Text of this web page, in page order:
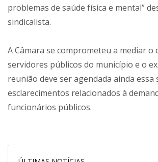
problemas de saúde física e mental”
sindicalista.
A Câmara se comprometeu a mediar o
servidores públicos do município e o
reunião deve ser agendada ainda essa
esclarecimentos relacionados à
funcionários públicos.